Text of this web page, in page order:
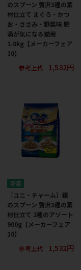
のスプーン 贅沢3種の素
材仕立て まぐろ・かつ
お・ささみ・野菜味 肥
満が気になる猫用
1.0kg【メーカーフェア
10】
参考上代
1,532円
［ユニ・チャーム］銀
のスプーン 贅沢3種の素
材仕立て 2種のアソート
900g【メーカーフェア
10】
参考上代
1,532円